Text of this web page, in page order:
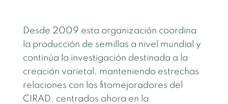
Desde 2009 esta organización coordina
la producción de semillas a nivel mundial y
continúa la investigación destinada a la
creación varietal, manteniendo estrechas
relaciones con los fitomejoradores del
CIRAD, centrados ahora en la